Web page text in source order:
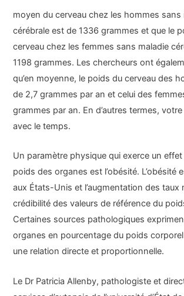
moyen du cerveau chez les hommes sans
cérébrale est de 1336 grammes et que le
cerveau chez les femmes sans maladie
1198 grammes. Les chercheurs ont
qu’en moyenne, le poids du cerveau des
de 2,7 grammes par an et celui des
grammes par an. En d’autres termes, votre
avec le temps.
Un paramètre physique qui exerce un effet
poids des organes est l’obésité. L’obésité
aux États-Unis et l’augmentation des taux
crédibilité des valeurs de référence du
Certaines sources pathologiques
organes en pourcentage du poids
une relation directe et proportionnelle.
Le Dr Patricia Allenby, pathologiste et